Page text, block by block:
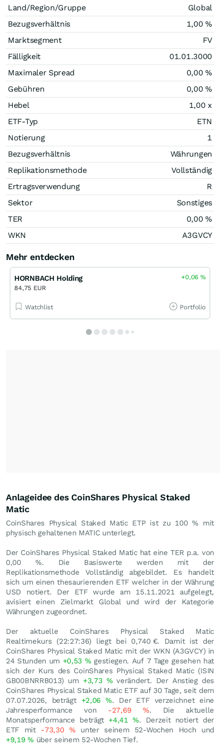
Land/Region/Gruppe
Global
Bezugsverhältnis
1,00 %
Marktsegment
FV
Fälligkeit
01.01.3000
Maximaler Spread
0,00 %
Gebühren
0,00 %
Hebel
1,00 x
ETF-Typ
ETN
Notierung
1
Bezugsverhältnis
Währungen
Replikationsmethode
Vollständig
Ertragsverwendung
R
Sektor
Sonstiges
TER
0,00 %
WKN
A3GVCY
Mehr entdecken
HORNBACH Holding
84,75 EUR
+0,06%
Watchlist Portfolio
Anlageidee des CoinShares Physical Staked
Matic
CoinShares Physical Staked Matic ETP ist zu 100 % mit
physisch gehaltenen MATIC unterlegt.
Der CoinShares Physical Staked Matic hat eine TER p.a. von
0,00 %. Die Basiswerte werden mit der
Replikationsmethode Vollständig abgebildet. Es handelt
sich um einen thesaurierenden ETF welcher in der Währung
USD notiert. Der ETF wurde am 15.11.2021 aufgelegt,
avisiert einen Zielmarkt Global und wird der Kategorie
Währungen zugeordnet.
Der aktuelle CoinShares Physical Staked Matic
Realtimekurs (22:27:36) liegt bei 0,740 €. Damit ist der
CoinShares Physical Staked Matic mit der WKN (A3GVCY) in
24 Stunden um +0,53 %gestiegen. Auf 7 Tage gesehen hat
sich der Kurs des CoinShares Physical Staked Matic (ISIN
GB00BNRRB013) um +3,73 %verändert. Der Anstieg des
CoinShares Physical Staked Matic ETF auf 30 Tage, seit dem
07.07.2026, beträgt +2,06%. Der ETF verzeichnet eine
Jahresperformance von -27,69 %. Die aktuelle
Monatsperformance beträgt +4,41 %. Derzeit notiert der
ETF mit -73,30 %unter seinem 52-Wochen Hoch und
+9,19%über seinem 52-Wochen Tief.